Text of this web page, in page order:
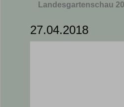
Landesgartenschau
27.04.2018